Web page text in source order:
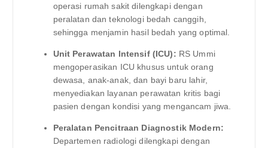
operasi rumah sakit dilengkapi dengan
peralatan dan teknologi bedah canggih,
sehingga menjamin hasil bedah yang optimal.
Unit Perawatan Intensif (ICU): RS Ummi
mengoperasikan ICU khusus untuk orang
dewasa, anak-anak, dan bayi baru lahir,
menyediakan layanan perawatan kritis bagi
pasien dengan kondisi yang mengancam jiwa.
Peralatan Pencitraan Diagnostik Modern:
Departemen radiologi dilengkapi dengan